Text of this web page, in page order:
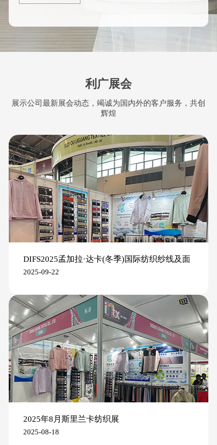
利广展会
展示公司最新展会动态，竭诚为国内外的客户服务，共创
辉煌
DIFS2025孟加拉·达卡(冬季)国际纺织纱线及面
辅料展
2025-09-22
2025年8月斯里兰卡纺织展
2025-08-18